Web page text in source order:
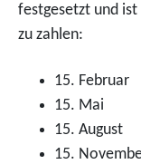
festgesetzt und
zu zahlen:
15. Februar
15. Mai
15. August
15.